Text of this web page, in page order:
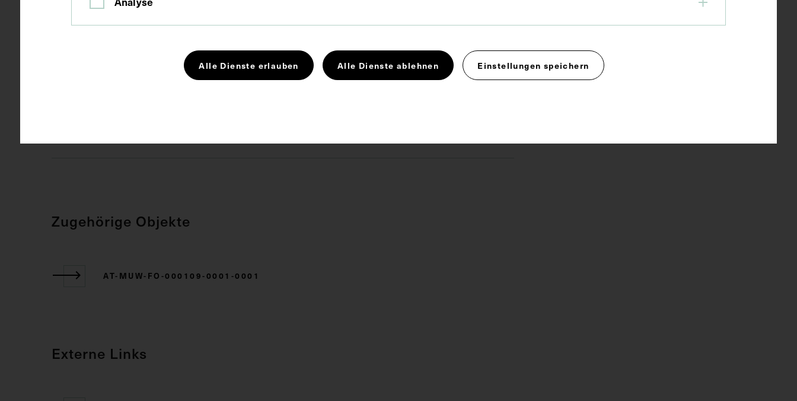
Epidemiologie Leibarzt
Zugehörige Objekte
AT-MUW-FO-000109-0001-0001
Externe Links
Alle Dienste erlauben Alle Dienste ablehnen Einstellungen speichern